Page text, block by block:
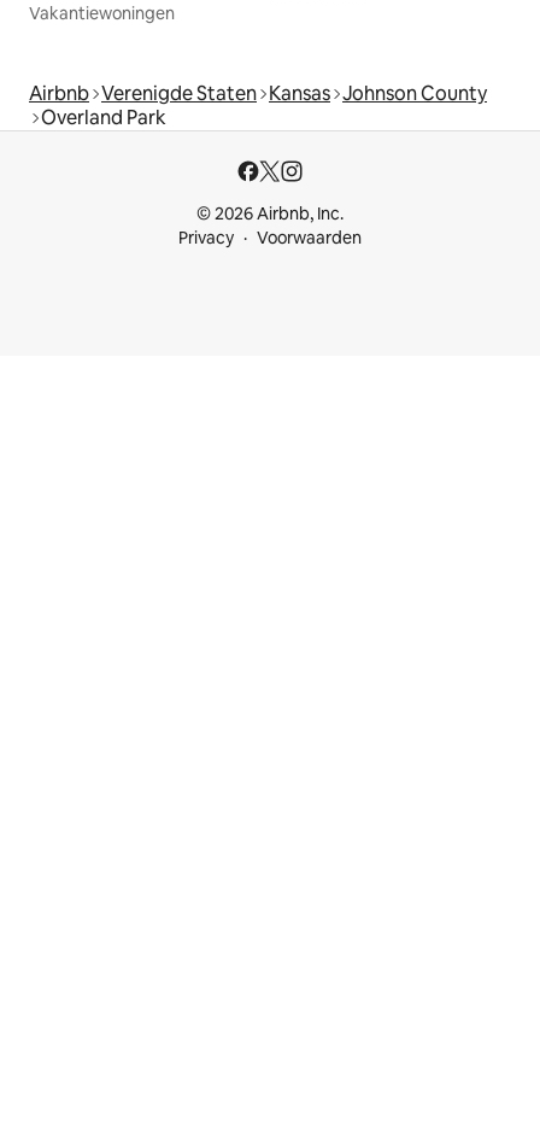
Vakantiewoningen
Airbnb Verenigde Staten Kansas Johnson County
Overland Park
© 2026 Airbnb, Inc.
Privacy
Voorwaarden